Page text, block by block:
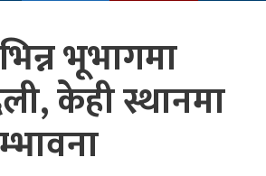
भूभागमा
केही स्थानमा